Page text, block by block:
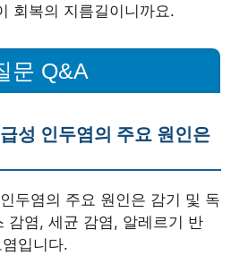
회복의 지름길이니까요.
문 Q&A
성 인두염의 주요 원인은
두염의 주요 원인은 감기 및 독
감염, 세균 감염, 알레르기 반
입니다.